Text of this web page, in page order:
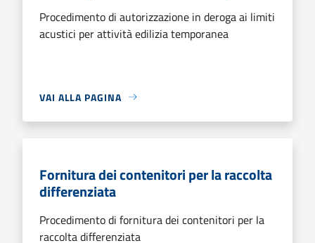
Procedimento di autorizzazione in deroga ai limiti
acustici per attività edilizia temporanea
VAI ALLA PAGINA
Fornitura dei contenitori per la raccolta
differenziata
Procedimento di fornitura dei contenitori per la
raccolta differenziata